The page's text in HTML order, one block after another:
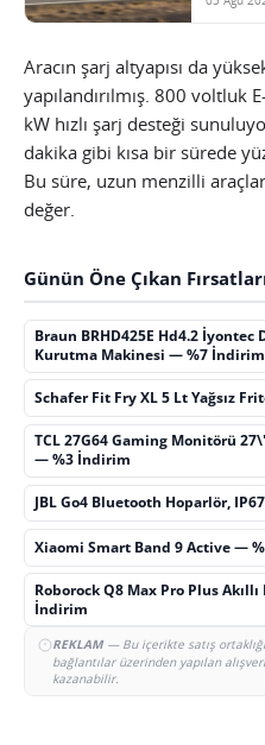
Aracın şarj altyapısı da
yapılandırılmış. 800 voltluk
kW hızlı şarj desteği
dakika gibi kısa bir sürede
Bu süre, uzun menzilli
değer.
Günün Öne Çıkan
Braun BRHD425E Hd4.2 İyontec
Kurutma Makinesi — %7 İndirim
Schafer Fit Fry XL 5 Lt Yağsız
TCL 27G64 Gaming Monitörü
— %3 İndirim
JBL Go4 Bluetooth Hoparlör,
Xiaomi Smart Band 9 Active —
Roborock Q8 Max Pro Plus
İndirim
REKLAM— Bu içerikte satış
bağlantılar üzerinden yapılan
kazanabilir.